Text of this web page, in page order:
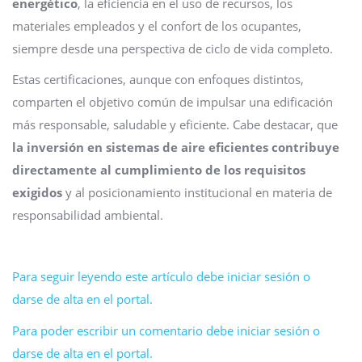
energético, la eficiencia en el uso de recursos, los
materiales empleados y el confort de los ocupantes,
siempre desde una perspectiva de ciclo de vida completo.
Estas certificaciones, aunque con enfoques distintos,
comparten el objetivo común de impulsar una edificación
más responsable, saludable y eficiente. Cabe destacar, que
la inversión en sistemas de aire eficientes contribuye
directamente al cumplimiento de los requisitos
exigidos y al posicionamiento institucional en materia de
responsabilidad ambiental.
Para seguir leyendo este artículo debe iniciar sesión o
darse de alta en el portal.
Para poder escribir un comentario debe iniciar sesión o
darse de alta en el portal.